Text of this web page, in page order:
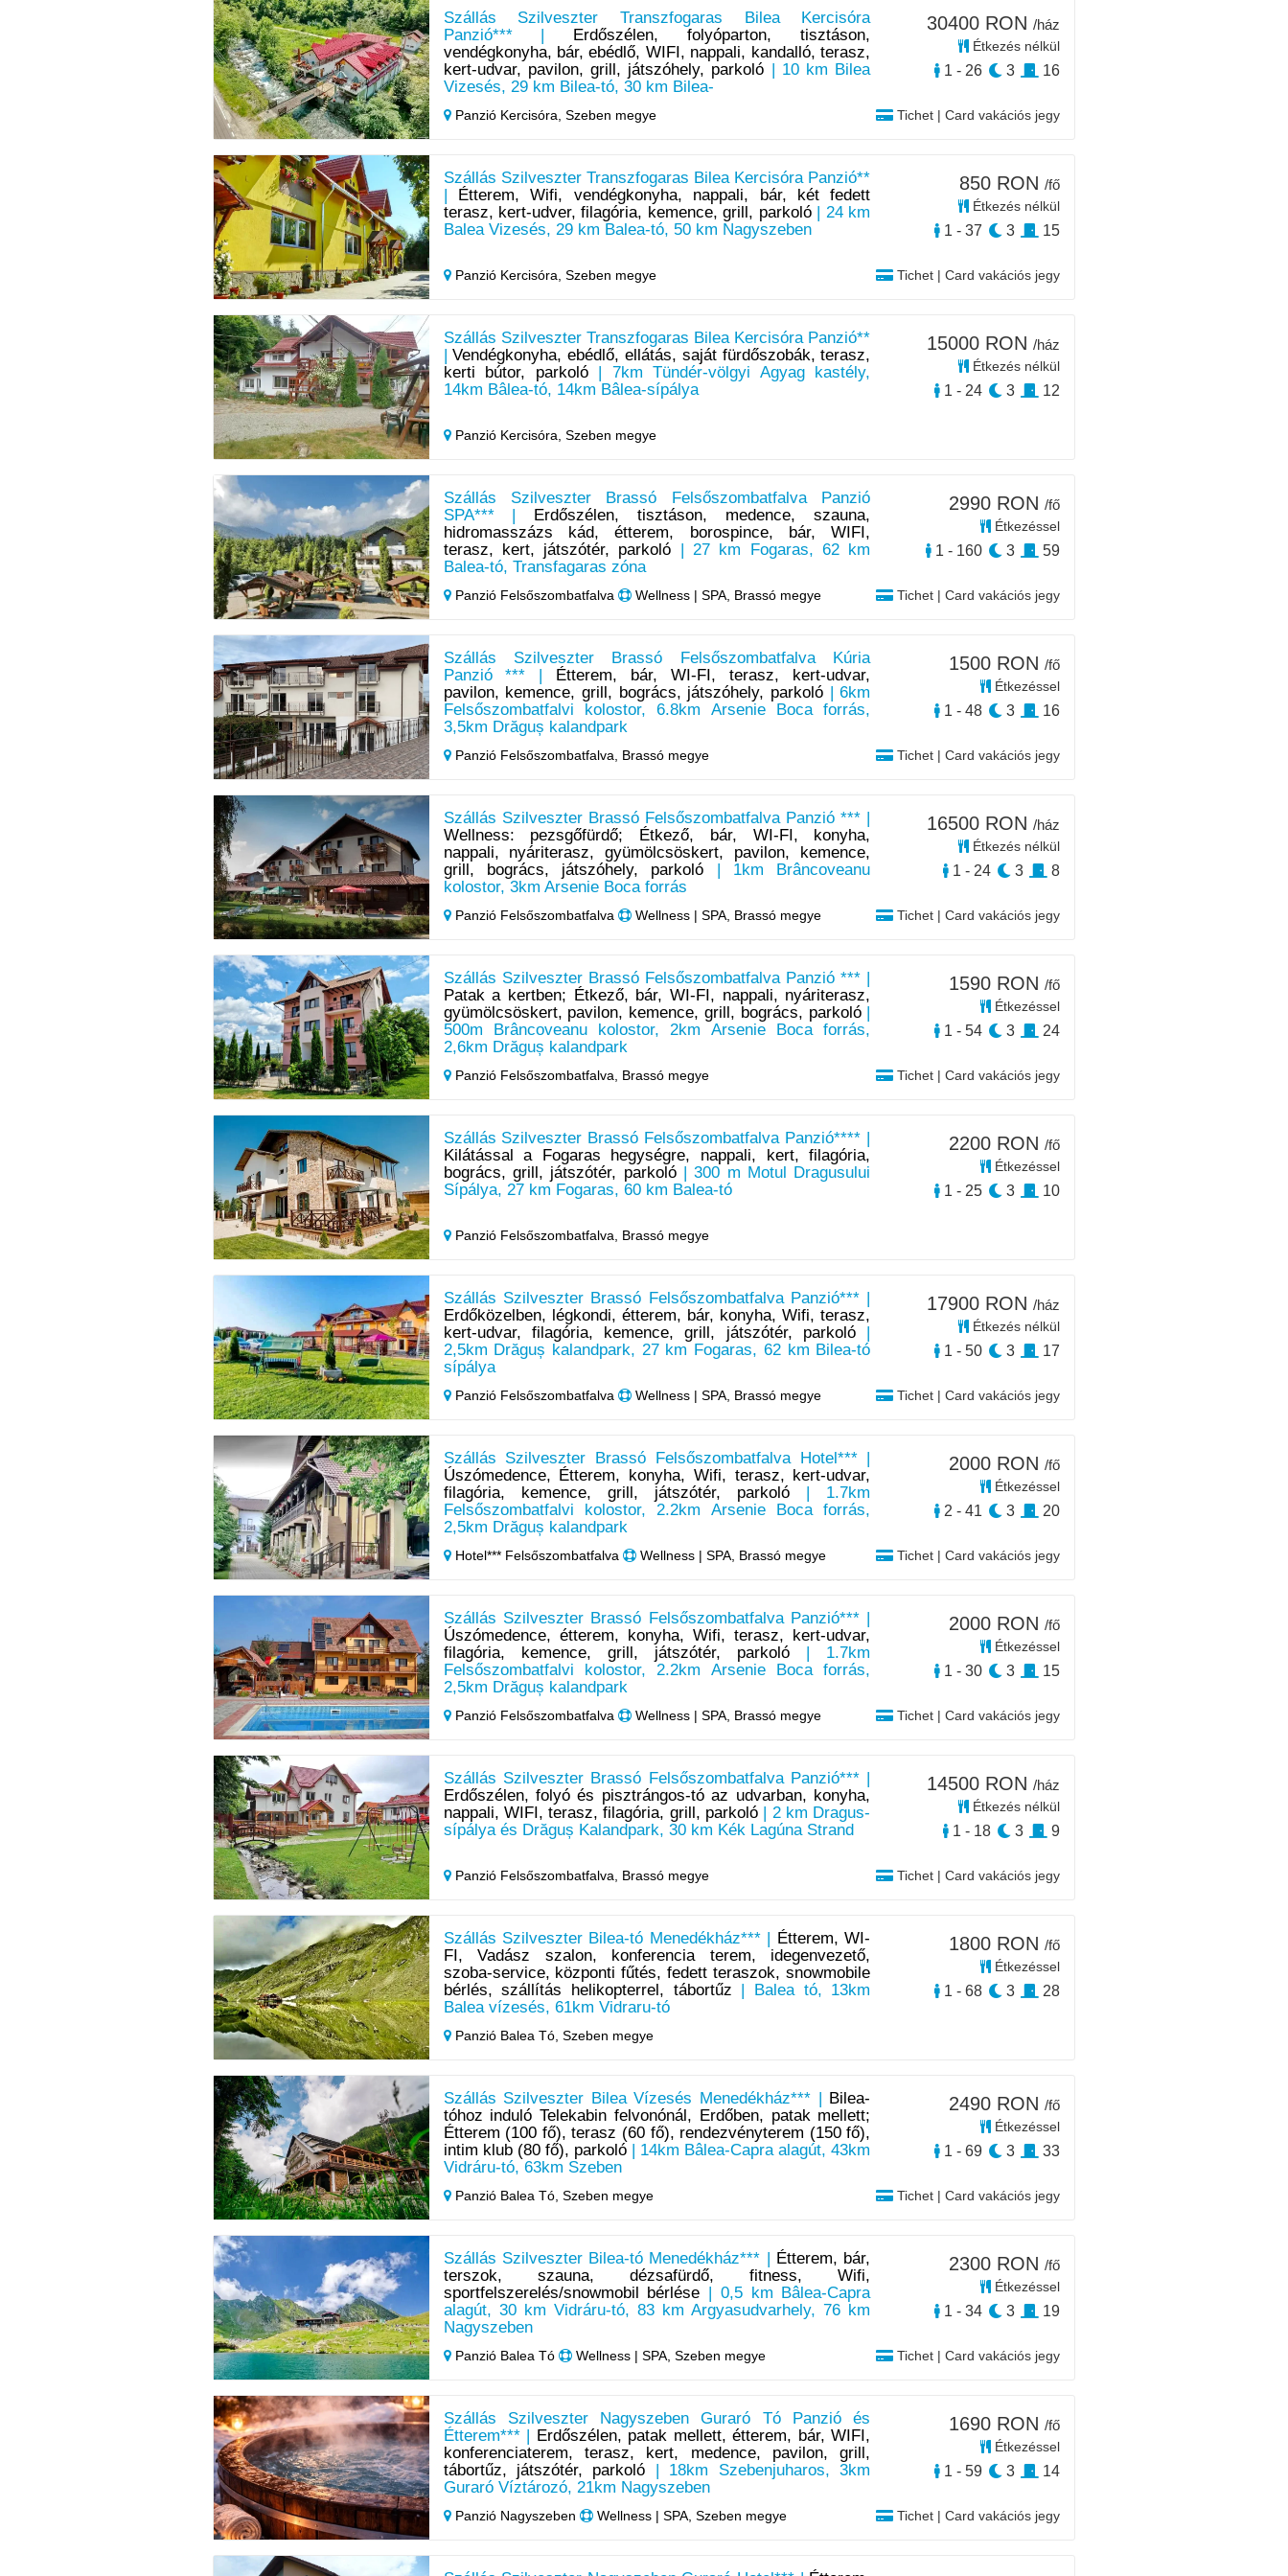
Szállás Szilveszter Transzfogaras Bilea Kercisóra
Panzió*** |
Erdőszélen, folyóparton, tisztáson,
vendégkonyha, bár, ebédlő, WIFI, nappali, kandalló, terasz,
kert-udvar, pavilon, grill, játszóhely, parkoló | 10 km Bilea
Vizesés, 29 km Bilea-tó, 30 km Bilea-
Panzió Kercisóra, Szeben megye Tichet | Card vakációs jegy
30400 RON /ház
Étkezés nélkül
1 - 26 3 16
Szállás Szilveszter Transzfogaras Bilea Kercisóra Panzió**
Étterem, Wifi, vendégkonyha, nappali, bár, két fedett
terasz, kert-udver, filagória, kemence, grill, parkoló| 24 km
Balea Vizesés, 29 km Balea-tó, 50 km Nagyszeben
Panzió Kercisóra, Szeben megye Tichet | Card vakációs jegy
850 RON /fő
Étkezés nélkül
1 - 37 3 15
Szállás Szilveszter Transzfogaras Bilea Kercisóra Panzió**
|Vendégkonyha, ebédlő, ellátás, saját fürdőszobák, terasz,
kerti bútor, parkoló| 7km Tündér-völgyi Agyag kastély,
14km Bâlea-tó, 14km Bâlea-sípálya
Panzió Kercisóra, Szeben megye
15000 RON /ház
Étkezés nélkül
1 - 24 3 12
Szállás Szilveszter Brassó Felsőszombatfalva Panzió
SPA*** |
Erdőszélen, tisztáson, medence, szauna,
hidromasszázs kád, étterem, borospince, bár, WIFI,
terasz, kert, játszótér, parkoló | 27 km Fogaras, 62 km
Balea-tó, Transfagaras zóna
Panzió Felsőszombatfalva Wellness | SPA, Brassó megye Tichet | Card vakációs jegy
2990 RON /fő
Étkezéssel
1 - 160 3 59
Szállás Szilveszter Brassó Felsőszombatfalva Kúria
Panzió *** |
Étterem, bár, WI-FI, terasz, kert-udvar,
pavilon, kemence, grill, bogrács, játszóhely, parkoló | 6km
Felsőszombatfalvi kolostor, 6.8km Arsenie Boca forrás,
3,5km Drăguș kalandpark
Panzió Felsőszombatfalva, Brassó megye Tichet | Card vakációs jegy
1500 RON /fő
Étkezéssel
1 - 48 3 16
Szállás Szilveszter Brassó Felsőszombatfalva Panzió *** |
Wellness: pezsgőfürdő; Étkező, bár, WI-FI, konyha,
nappali, nyáriterasz, gyümölcsöskert, pavilon, kemence,
grill, bogrács, játszóhely, parkoló | 1km Brâncoveanu
kolostor, 3km Arsenie Boca forrás
Panzió Felsőszombatfalva Wellness | SPA, Brassó megye Tichet | Card vakációs jegy
16500 RON /ház
Étkezés nélkül
1 - 24 3 8
Szállás Szilveszter Brassó Felsőszombatfalva Panzió *** |
Patak a kertben; Étkező, bár, WI-FI, nappali, nyáriterasz,
gyümölcsöskert, pavilon, kemence, grill, bogrács, parkoló|
500m Brâncoveanu kolostor, 2km Arsenie Boca forrás,
2,6km Drăguș kalandpark
Panzió Felsőszombatfalva, Brassó megye Tichet | Card vakációs jegy
1590 RON /fő
Étkezéssel
1 - 54 3 24
Szállás Szilveszter Brassó Felsőszombatfalva Panzió**** |
Kilátással a Fogaras hegységre, nappali, kert, filagória,
bogrács, grill, játszótér, parkoló| 300 m Motul Dragusului
Sípálya, 27 km Fogaras, 60 km Balea-tó
Panzió Felsőszombatfalva, Brassó megye
2200 RON /fő
Étkezéssel
1 - 25 3 10
Szállás Szilveszter Brassó Felsőszombatfalva Panzió*** |
Erdőközelben, légkondi, étterem, bár, konyha, Wifi, terasz,
kert-udvar, filagória, kemence, grill, játszótér, parkoló
2,5km Drăguș kalandpark, 27 km Fogaras, 62 km Bilea-tó
sípálya
Panzió Felsőszombatfalva Wellness | SPA, Brassó megye Tichet | Card vakációs jegy
17900 RON /ház
Étkezés nélkül
1 - 50 3 17
Szállás Szilveszter Brassó Felsőszombatfalva Hotel*** |
Úszómedence, Étterem, konyha, Wifi, terasz, kert-udvar,
filagória, kemence, grill, játszótér, parkoló | 1.7km
Felsőszombatfalvi kolostor, 2.2km Arsenie Boca forrás,
2,5km Drăguș kalandpark
Hotel*** Felsőszombatfalva Wellness | SPA, Brassó megye Tichet | Card vakációs jegy
2000 RON /fő
Étkezéssel
2 - 41 3 20
Szállás Szilveszter Brassó Felsőszombatfalva Panzió*** |
Úszómedence, étterem, konyha, Wifi, terasz, kert-udvar,
filagória, kemence, grill, játszótér, parkoló | 1.7km
Felsőszombatfalvi kolostor, 2.2km Arsenie Boca forrás,
2,5km Drăguș kalandpark
Panzió Felsőszombatfalva Wellness | SPA, Brassó megye Tichet | Card vakációs jegy
2000 RON /fő
Étkezéssel
1 - 30 3 15
Szállás Szilveszter Brassó Felsőszombatfalva Panzió*** |
Erdőszélen, folyó és pisztrángos-tó az udvarban, konyha,
nappali, WIFI, terasz, filagória, grill, parkoló | 2 km Dragus-
sípálya és Drăguș Kalandpark, 30 km Kék Lagúna Strand
Panzió Felsőszombatfalva, Brassó megye Tichet | Card vakációs jegy
14500 RON /ház
Étkezés nélkül
1 - 18 3 9
Szállás Szilveszter Bilea-tó Menedékház*** |
Étterem, WI-
FI, Vadász szalon, konferencia terem, idegenvezető,
szoba-service, központi fűtés, fedett teraszok, snowmobile
bérlés, szállítás helikopterrel, tábortűz | Balea tó, 13km
Balea vízesés, 61km Vidraru-tó
Panzió Balea Tó, Szeben megye
1800 RON /fő
Étkezéssel
1 - 68 3 28
Szállás Szilveszter Bilea Vízesés Menedékház*** |
Bilea-
tóhoz induló Telekabin felvonónál, Erdőben, patak mellett;
Étterem (100 fő), terasz (60 fő), rendezvényterem (150 fő),
intim klub (80 fő), parkoló| 14km Bâlea-Capra alagút, 43km
Vidráru-tó, 63km Szeben
Panzió Balea Tó, Szeben megye Tichet | Card vakációs jegy
2490 RON /fő
Étkezéssel
1 - 69 3 33
Szállás Szilveszter Bilea-tó Menedékház*** |
Étterem, bár,
terszok, szauna, dézsafürdő, fitness, Wifi,
sportfelszerelés/snowmobil bérlése | 0,5 km Bâlea-Capra
alagút, 30 km Vidráru-tó, 83 km Argyasudvarhely, 76 km
Nagyszeben
Panzió Balea Tó Wellness | SPA, Szeben megye Tichet | Card vakációs jegy
2300 RON /fő
Étkezéssel
1 - 34 3 19
Szállás Szilveszter Nagyszeben Guraró Tó Panzió és
Étterem*** |
Erdőszélen, patak mellett, étterem, bár, WIFI,
konferenciaterem, terasz, kert, medence, pavilon, grill,
tábortűz, játszótér, parkoló | 18km Szebenjuharos, 3km
Guraró Víztározó, 21km Nagyszeben
Panzió Nagyszeben Wellness | SPA, Szeben megye Tichet | Card vakációs jegy
1690 RON /fő
Étkezéssel
1 - 59 3 14